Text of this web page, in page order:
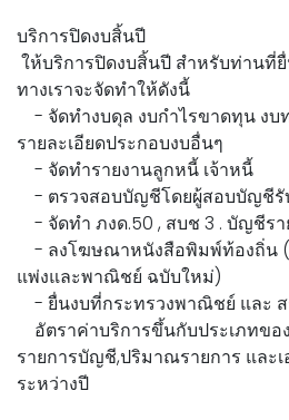
บริการปิดงบสิ้นปี
ให้บริการปิดงบสิ้นปี สำหรับท่านที่
ทางเราจะจัดทำให้ดังนี้
- จัดทำงบดุล งบกำไรขาดทุน งบ
รายละเอียดประกอบงบอื่นๆ
- จัดทำรายงานลูกหนี้ เจ้าหนี้
- ตรวจสอบบัญชีโดยผู้สอบบัญชี
- จัดทำ ภงด.50 , สบช 3 . บัญชีร
- ลงโฆษณาหนังสือพิมพ์ท้องถิ่น
แพ่งและพาณิชย์ ฉบับใหม่)
- ยื่นงบที่กระทรวงพาณิชย์ และ
อัตราค่าบริการขึ้นกับประเภทข
รายการบัญชี,ปริมาณรายการ และ
ระหว่างปี